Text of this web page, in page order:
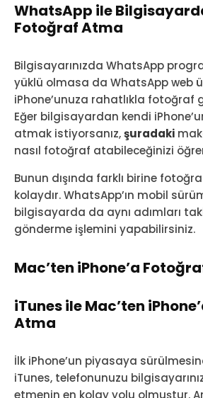
WhatsApp ile
Fotoğraf Atma
Bilgisayarınızda WhatsApp
yüklü olmasa da WhatsApp web
iPhone’unuza rahatlıkla fotoğraf
Eğer bilgisayardan kendi
atmak istiyorsanız,şuradaki
nasıl fotoğraf atabileceğinizi
Bunun dışında farklı birine
kolaydır. WhatsApp’ın mobil
bilgisayarda da aynı adımları
gönderme işlemini yapabilirsiniz.
Mac’ten iPhone’a
iTunes ile Mac’ten
Atma
İlk iPhone’un piyasaya
iTunes, telefonunuzu